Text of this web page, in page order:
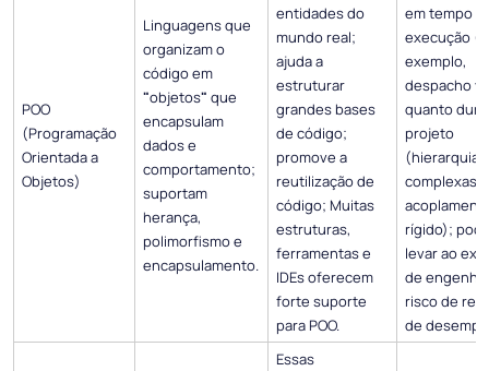
POO
(Programação
Orientada a
Objetos)
Linguagens que
organizam o
código em
"objetos" que
encapsulam
dados e
comportamento;
suportam
herança,
polimorfismo e
encapsulamento.
entidades do
mundo real;
ajuda a
estruturar
grandes bases
de código;
promove a
reutilização de
código; Muitas
estruturas,
ferramentas e
IDEs oferecem
forte suporte
para POO.
em tempo
execução
exemplo,
despacho
quanto
projeto
(hierarquias
complexas,
rígido);
levar ao
de
risco de
de
Essas